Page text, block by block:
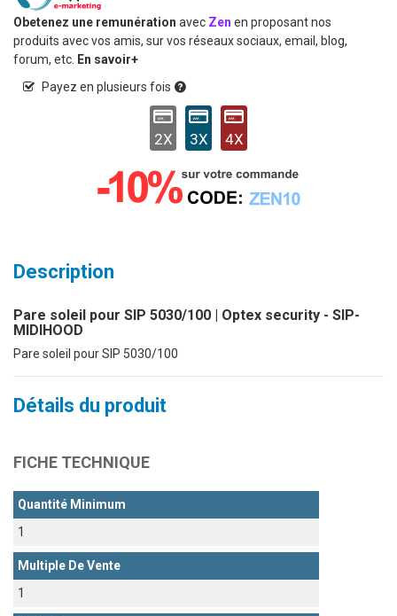
Obetenez une remunération avec Zen en proposant nos
produits avec vos amis, sur vos réseaux sociaux, email, blog,
forum, etc. En savoir+
Payez en plusieurs fois
2X 3X 4X
Description
Pare soleil pour SIP 5030/100 | Optex security - SIP-
MIDIHOOD
Pare soleil pour SIP 5030/100
Détails du produit
FICHE TECHNIQUE
Quantité Minimum
1
Multiple De Vente
1